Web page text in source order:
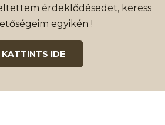
érdeklődésedet, keress
egyikén !
KATTINTS IDE